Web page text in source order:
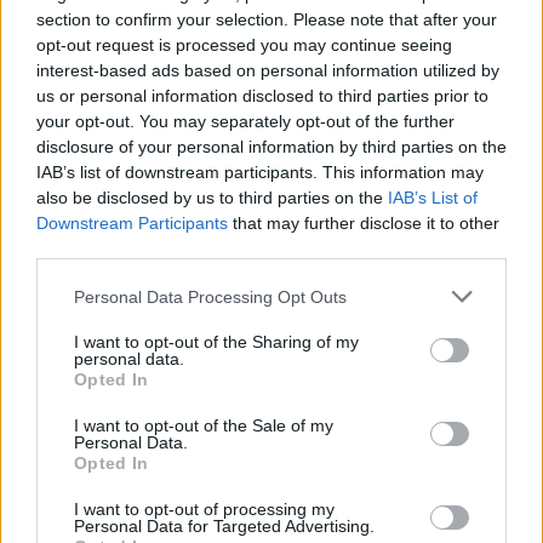
section to confirm your selection. Please note that after your
opt-out request is processed you may continue seeing
interest-based ads based on personal information utilized by
us or personal information disclosed to third parties prior to
your opt-out. You may separately opt-out of the further
disclosure of your personal information by third parties on the
IAB’s list of downstream participants. This information may
also be disclosed by us to third parties on the IAB’s List of
Downstream Participants that may further disclose it to other
Personal Data Processing Opt Outs
I want to opt-out of the Sharing of my
personal data.
Opted In
I want to opt-out of the Sale of my
Personal Data.
Opted In
I want to opt-out of processing my
Personal Data for Targeted Advertising.
Mindaugas Sinkevičius?
Laidos | Lietuva tiesiogiai
Visi įrašai
Žiūrimiausi įrašai
vaikus: jiems kilusi grėsmė
Vaizdai iš tragiškos avarijos Vilniaus r.: dviejų moterų ir
vaiko gyvybių išgelbėti nepavyko